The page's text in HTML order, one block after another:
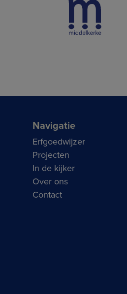
Navigatie
Erfgoedwijzer
Projecten
In de kijker
Over ons
Contact